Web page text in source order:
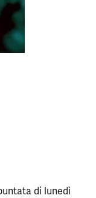
di lunedì